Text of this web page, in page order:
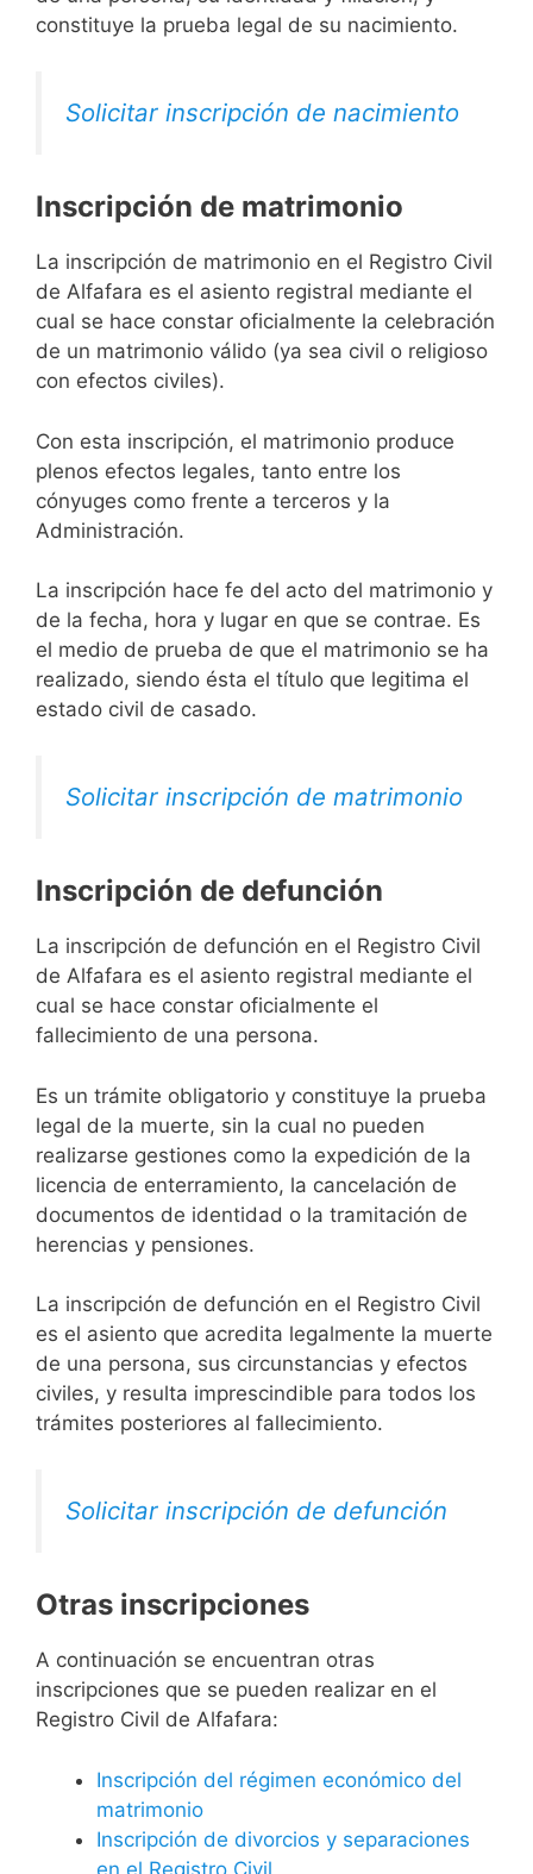
constituye la prueba legal de su nacimiento.
Solicitar inscripción de nacimiento
Inscripción de matrimonio
La inscripción de matrimonio en el Registro Civil
de Alfafara es el asiento registral mediante el
cual se hace constar oficialmente la celebración
de un matrimonio válido (ya sea civil o religioso
con efectos civiles).
Con esta inscripción, el matrimonio produce
plenos efectos legales, tanto entre los
cónyuges como frente a terceros y la
Administración.
La inscripción hace fe del acto del matrimonio y
de la fecha, hora y lugar en que se contrae. Es
el medio de prueba de que el matrimonio se ha
realizado, siendo ésta el título que legitima el
estado civil de casado.
Solicitar inscripción de matrimonio
Inscripción de defunción
La inscripción de defunción en el Registro Civil
de Alfafara es el asiento registral mediante el
cual se hace constar oficialmente el
fallecimiento de una persona.
Es un trámite obligatorio y constituye la prueba
legal de la muerte, sin la cual no pueden
realizarse gestiones como la expedición de la
licencia de enterramiento, la cancelación de
documentos de identidad o la tramitación de
herencias y pensiones.
La inscripción de defunción en el Registro Civil
es el asiento que acredita legalmente la muerte
de una persona, sus circunstancias y efectos
civiles, y resulta imprescindible para todos los
trámites posteriores al fallecimiento.
Solicitar inscripción de defunción
Otras inscripciones
A continuación se encuentran otras
inscripciones que se pueden realizar en el
Registro Civil de Alfafara:
Inscripción del régimen económico del
matrimonio
Inscripción de divorcios y separaciones
en el Registro Civil